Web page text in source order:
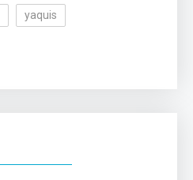
yaquis